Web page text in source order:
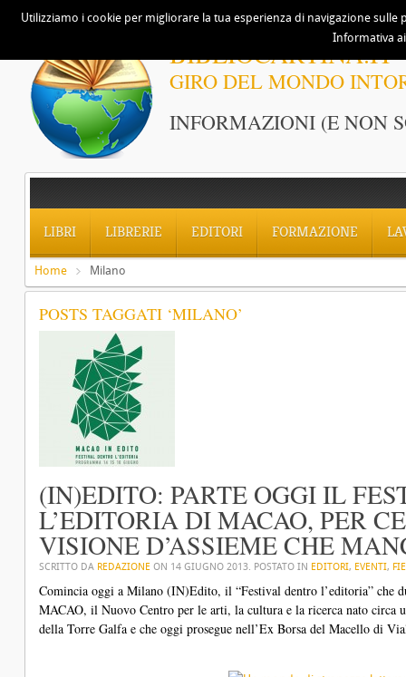
BIBLIOCARTINA.IT
GIRO DEL MONDO
INFORMAZIONI (E NON
LIBRI LIBRERIE EDITORI FORMAZIONE
Home Milano
POSTS TAGGATI ‘MILANO’
(IN)EDITO: PARTE OGGI IL
L’EDITORIA DI MACAO, PER
VISIONE D’ASSIEME CHE
SCRITTO DA REDAZIONE ON 14 GIUGNO 2013. POSTATO IN EDITORI, EVENTI,
Comincia oggi a Milano (IN)Edito, il “Festival dentro l’editoria” che
MACAO, il Nuovo Centro per le arti, la cultura e la ricerca nato circa
della Torre Galfa e che oggi prosegue nell’Ex Borsa del Macello di
Utilizziamo i cookie per migliorare la tua esperienza di navigazione
Informativa ai